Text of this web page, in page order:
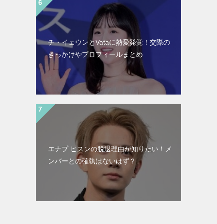
チ・イェウンとVataに熱愛発覚！交際の
きっかけやプロフィールまとめ
エナプ ヒスンの脱退理由が知りたい！メ
ンバーとの確執はないはず？